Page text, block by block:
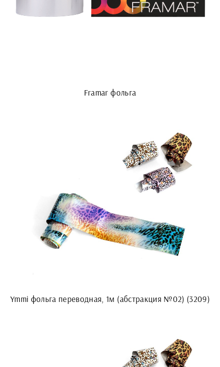
Framar фольга
Ymmi фольга переводная, 1м (абстракция №02) (3209)